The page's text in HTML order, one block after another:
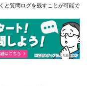
と質問ログを残すことが可能で